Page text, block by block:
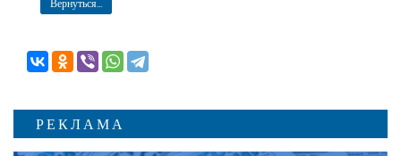
Вернуться...
РЕКЛАМА